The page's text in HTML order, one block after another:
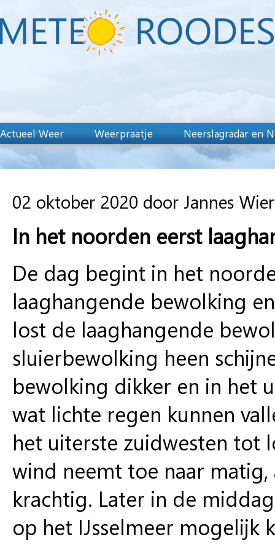
Actueel Weer Weerpraatje Neerslagradar en
02 oktober 2020 door Jannes
In het noorden eerst
De dag begint in het
laaghangende bewolking
lost de laaghangende
sluierbewolking heen
bewolking dikker en in het
wat lichte regen kunnen
het uiterste zuidwesten tot
wind neemt toe naar matig,
krachtig. Later in de
op het IJsselmeer mogelijk